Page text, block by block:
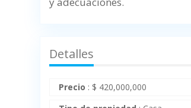
Detalles
Precio : $ 420,000,000